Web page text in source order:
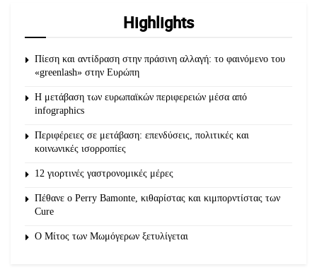
Highlights
Πίεση και αντίδραση στην πράσινη αλλαγή: το φαινόμενο του
«greenlash» στην Ευρώπη
Η μετάβαση των ευρωπαϊκών περιφερειών μέσα από
infographics
Περιφέρειες σε μετάβαση: επενδύσεις, πολιτικές και
κοινωνικές ισορροπίες
12 γιορτινές γαστρονομικές μέρες
Πέθανε ο Perry Bamonte, κιθαρίστας και κιμπορντίστας των
Cure
O Μίτος των Μωμόγερων ξετυλίγεται